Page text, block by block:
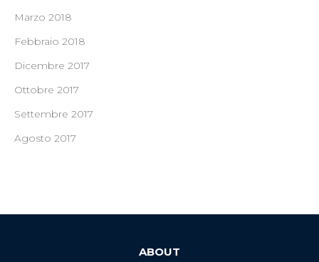
Marzo 2018
Febbraio 2018
Dicembre 2017
Ottobre 2017
Settembre 2017
Agosto 2017
ABOUT